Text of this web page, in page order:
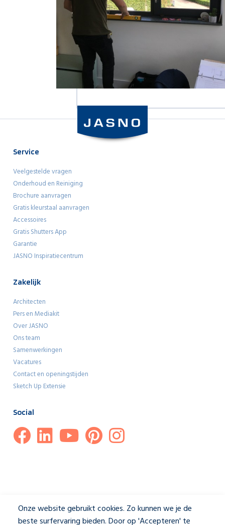
Service
Veelgestelde vragen
Onderhoud en Reiniging
Brochure aanvragen
Gratis kleurstaal aanvragen
Accessoires
Gratis Shutters App
Garantie
JASNO Inspiratiecentrum
Zakelijk
Architecten
Pers en Mediakit
Over JASNO
Ons team
Samenwerkingen
Vacatures
Contact en openingstijden
Sketch Up Extensie
Social
Onze website gebruikt cookies. Zo kunnen we je de
beste surfervaring bieden. Door op 'Accepteren' te